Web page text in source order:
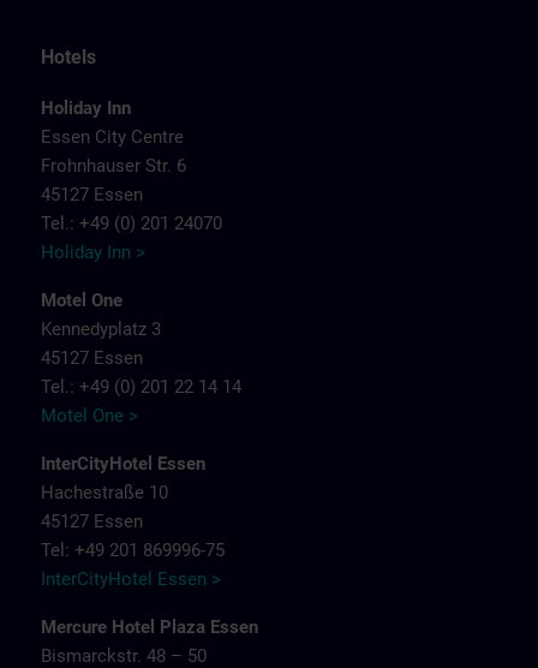
Hotels
Holiday Inn
Essen City Centre
Frohnhauser Str. 6
45127 Essen
Tel.: +49 (0) 201 24070
Holiday Inn >
Motel One
Kennedyplatz 3
45127 Essen
Tel.: +49 (0) 201 22 14 14
Motel One >
InterCityHotel Essen
Hachestraße 10
45127 Essen
Tel: +49 201 869996-75
InterCityHotel Essen >
Mercure Hotel Plaza Essen
Bismarckstr. 48 – 50